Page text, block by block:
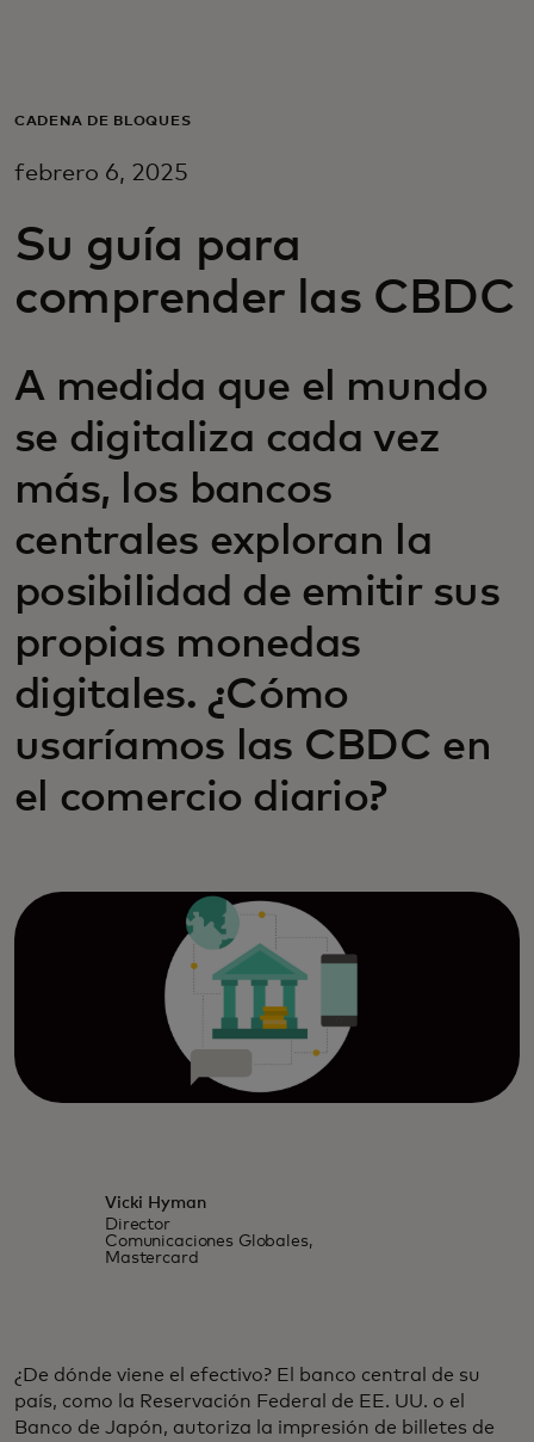
Para empresas
Para innovadores
CADENA DE BLOQUES
febrero 6, 2025
Su guía para
comprender las CBDC
A medida que el mundo
se digitaliza cada vez
más, los bancos
centrales exploran la
posibilidad de emitir sus
propias monedas
digitales. ¿Cómo
usaríamos las CBDC en
el comercio diario?
Vicki Hyman
Director
Comunicaciones Globales,
Mastercard
¿De dónde viene el efectivo? El banco central de su
país, como la Reservación Federal de EE. UU. o el
Banco de Japón, autoriza la impresión de billetes de